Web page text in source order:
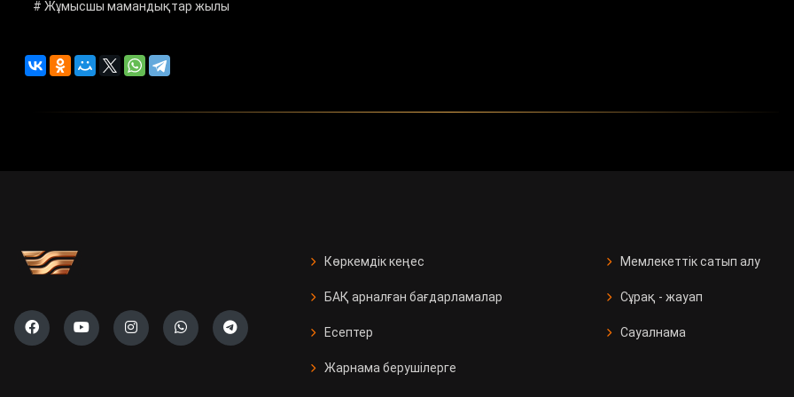
# Жұмысшы мамандықтар жылы
Көркемдік кеңес
БАҚ арналған бағдарламалар
Есептер
Жарнама берушілерге
Мемлекеттік сатып алу
Сұрақ - жауап
Сауалнама